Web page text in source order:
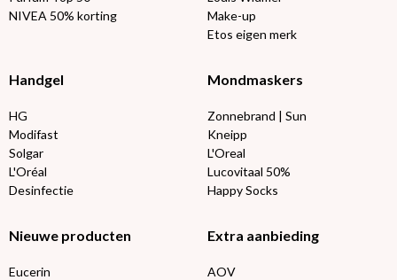
NIVEA 50% korting
Make-up
Etos eigen merk
Handgel
HG
Modifast
Solgar
L'Oréal
Desinfectie
Mondmaskers
Zonnebrand | Sun
Kneipp
L'Oreal
Lucovitaal 50%
Happy Socks
Nieuwe producten
Eucerin
Extra aanbieding
AOV